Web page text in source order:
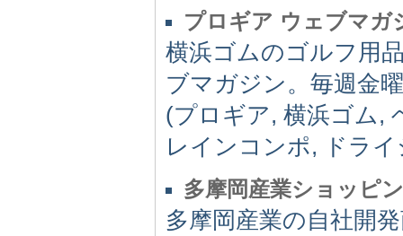
プロギア ウェブマガ
横浜ゴムのゴルフ用
ブマガジン。毎週金
(プロギア, 横浜ゴム,
レインコンポ, ドラ
多摩岡産業ショッピ
多摩岡産業の自社開